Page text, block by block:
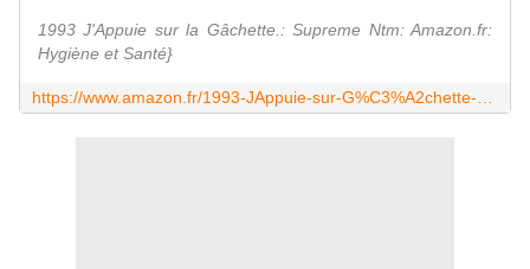
1993 J'Appuie sur la Gâchette.: Supreme Ntm: Amazon.fr:
Hygiène et Santé}